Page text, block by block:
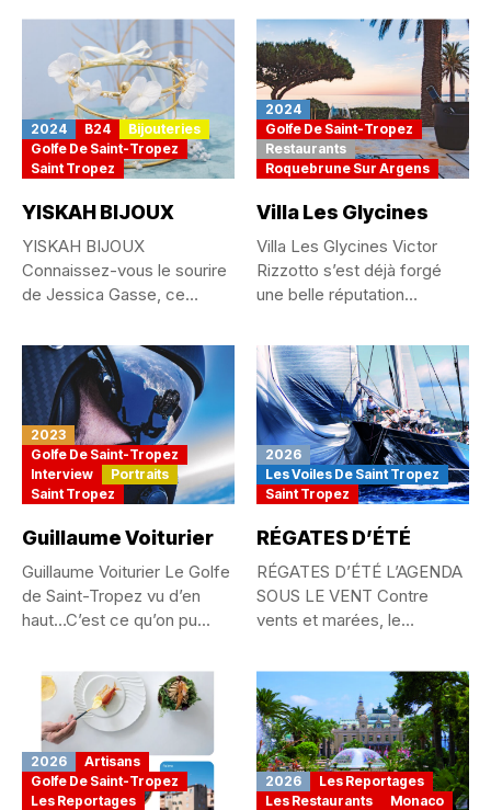
2024 B24
Bijouteries
Golfe De Saint-Tropez
Saint Tropez
YISKAH BIJOUX
YISKAH BIJOUX
Connaissez-vous le sourire
de Jessica Gasse, ce
2024
Golfe De Saint-Tropez
Restaurants
Roquebrune Sur Argens
Villa Les Glycines
Villa Les Glycines Victor
Rizzotto s’est déjà forgé
une belle réputation
2023
Golfe De Saint-Tropez
Interview
Portraits
Saint Tropez
Guillaume Voiturier
Guillaume Voiturier Le Golfe
de Saint-Tropez vu d’en
haut…C’est ce qu’on pu...
2026
Les Voiles De Saint Tropez
Saint Tropez
RÉGATES D’ÉTÉ
RÉGATES D’ÉTÉ L’AGENDA
SOUS LE VENT Contre
vents et marées, le
2026
Artisans
Golfe De Saint-Tropez
Les Reportages
2026
Les Reportages
Les Restaurants
Monaco